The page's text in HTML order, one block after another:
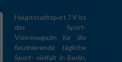
Hauptstadtsport.TV ist
das Sport-
Videomagazin für die
faszinierende tägliche
Sport- vielfalt in Berlin.